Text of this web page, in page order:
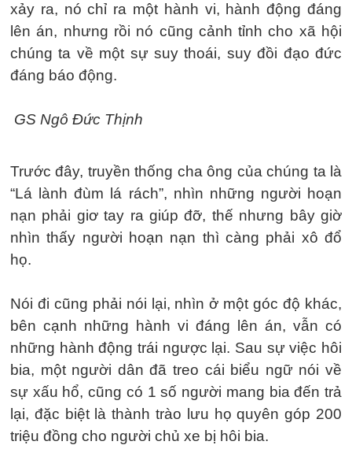
xảy ra, nó chỉ ra một hành vi, hành động đáng
lên án, nhưng rồi nó cũng cảnh tỉnh cho xã hội
chúng ta về một sự suy thoái, suy đồi đạo đức
đáng báo động.
GS Ngô Đức Thịnh
Trước đây, truyền thống cha ông của chúng ta là
“Lá lành đùm lá rách”, nhìn những người hoạn
nạn phải giơ tay ra giúp đỡ, thế nhưng bây giờ
nhìn thấy người hoạn nạn thì càng phải xô đổ
họ.
Nói đi cũng phải nói lại, nhìn ở một góc độ khác,
bên cạnh những hành vi đáng lên án, vẫn có
những hành động trái ngược lại. Sau sự việc hôi
bia, một người dân đã treo cái biểu ngữ nói về
sự xấu hổ, cũng có 1 số người mang bia đến trả
lại, đặc biệt là thành trào lưu họ quyên góp 200
triệu đồng cho người chủ xe bị hôi bia.